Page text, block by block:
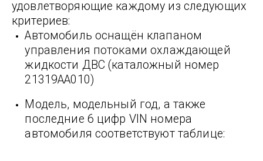
удовлетворяющие каждому из следующих
критериев:
Автомобиль оснащён клапаном
управления потоками охлаждающей
жидкости ДВС (каталожный номер
21319AA010)
Модель, модельный год, а также
последние 6 цифр VIN номера
автомобиля соответствуют таблице: